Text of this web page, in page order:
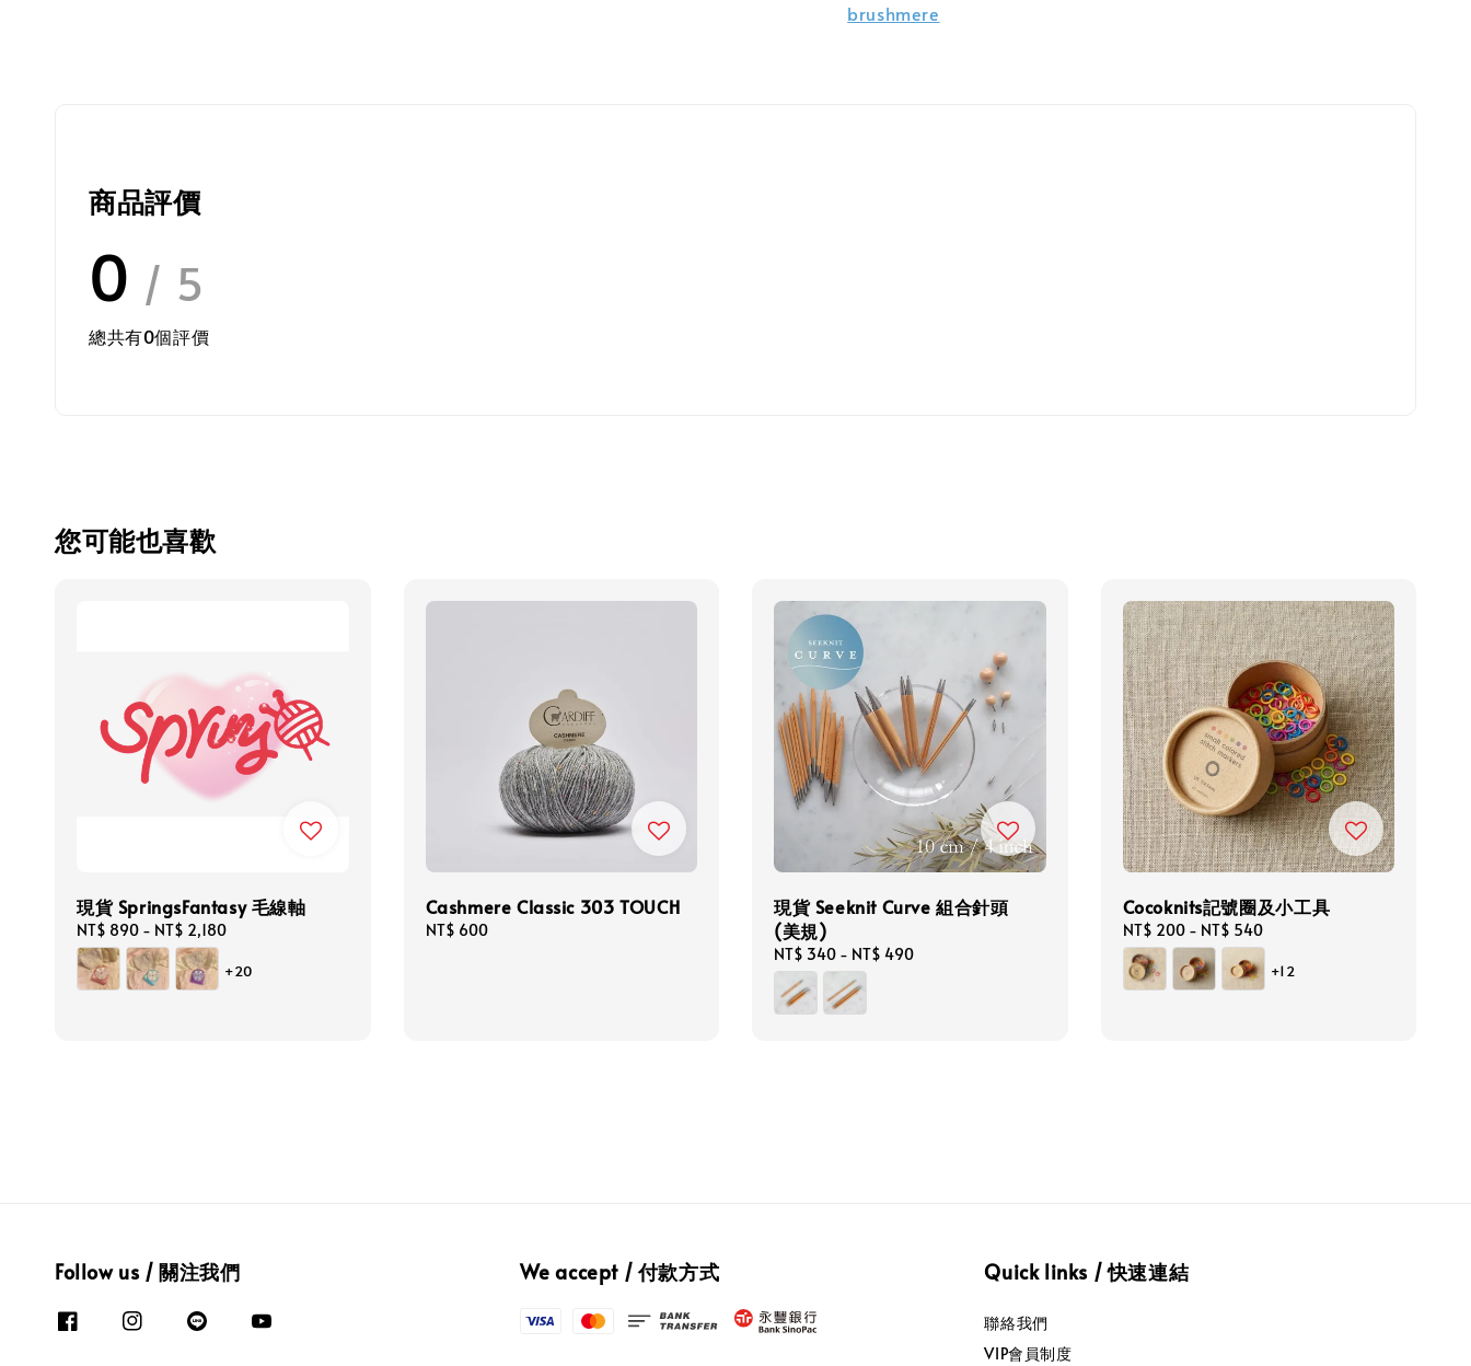
brushmere
商品評價
0 / 5
總共有0個評價
您可能也喜歡
現貨 SpringsFantasy 毛線軸
Regular
price
NT$ 890 - NT$ 2,180
+20
Cashmere Classic 303 TOUCH
Regular
NT$ 600
現貨 Seeknit Curve 組合針頭
(美規)
Regular
price
NT$ 340 - NT$ 490
Cocoknits記號圈及小工具
Regular
price
NT$ 200- NT$ 540
+12
Follow us / 關注我們 We accept / 付款方式 Quick links / 快速連結
聯絡我們
VIP會員制度